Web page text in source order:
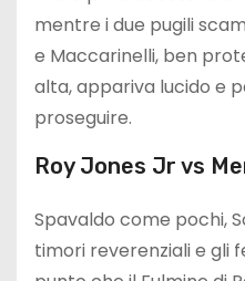
mentre i due pugili
e Maccarinelli, ben
alta, appariva lucido e
proseguire.
Roy Jones Jr vs
Spavaldo come pochi,
timori reverenziali e gli